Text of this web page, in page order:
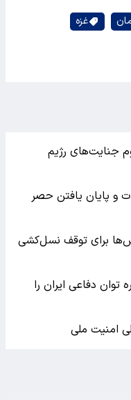
غزه
جنایت‌های رژیم
و پایان یافتن حصر
برای توقف نسل‌کشی
توان دفاعی ایران را
امنیت ملی